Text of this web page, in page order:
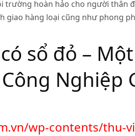
trường hoàn hảo cho người thân
giao hàng loại cũng như phong
sổ đỏ –
Nghiệp
wp-contents/thu-